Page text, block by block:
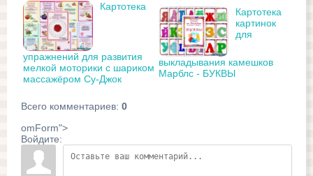
Картотека
упражнений для развития
мелкой моторики с шариком
массажёром Су-Джок
Картотека
картинок
для
выкладывания камешков
Марблс - БУКВЫ
Всего комментариев: 0
omForm">
Войдите: